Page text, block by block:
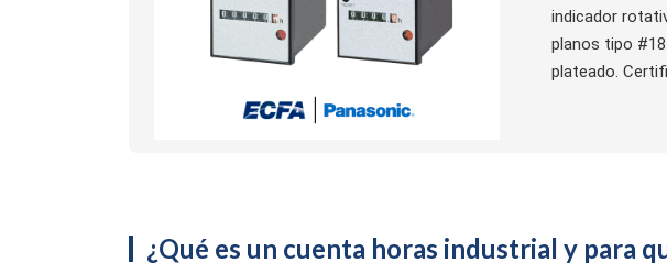
indicador
planos tipo
plateado.
¿Qué es un cuenta horas industrial y para